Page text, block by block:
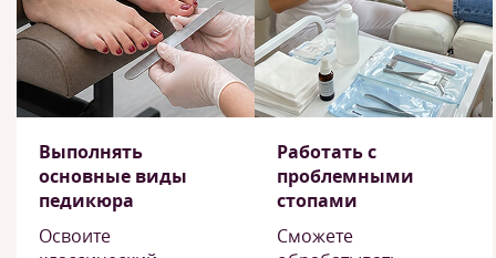
Выполнять
основные виды
педикюра
Освоите
Работать с
проблемными
стопами
Сможете